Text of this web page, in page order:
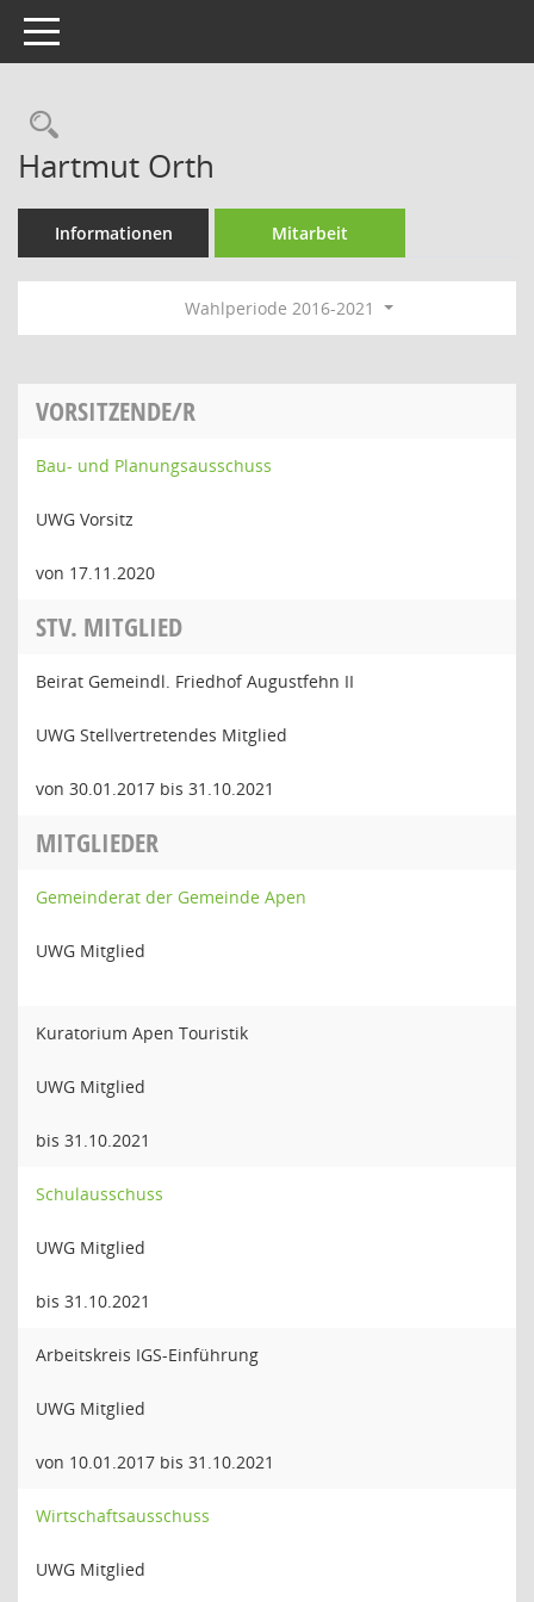
Toggle navigation
Rechercheauswahl
Hartmut Orth
Informationen Mitarbeit
Wahlperiode 2016-2021
VORSITZENDE/R
Bau- und Planungsausschuss
UWG Vorsitz
von 17.11.2020
STV. MITGLIED
Beirat Gemeindl. Friedhof Augustfehn II
UWG Stellvertretendes Mitglied
von 30.01.2017 bis 31.10.2021
MITGLIEDER
Gemeinderat der Gemeinde Apen
UWG Mitglied
Kuratorium Apen Touristik
UWG Mitglied
bis 31.10.2021
Schulausschuss
UWG Mitglied
bis 31.10.2021
Arbeitskreis IGS-Einführung
UWG Mitglied
von 10.01.2017 bis 31.10.2021
Wirtschaftsausschuss
UWG Mitglied